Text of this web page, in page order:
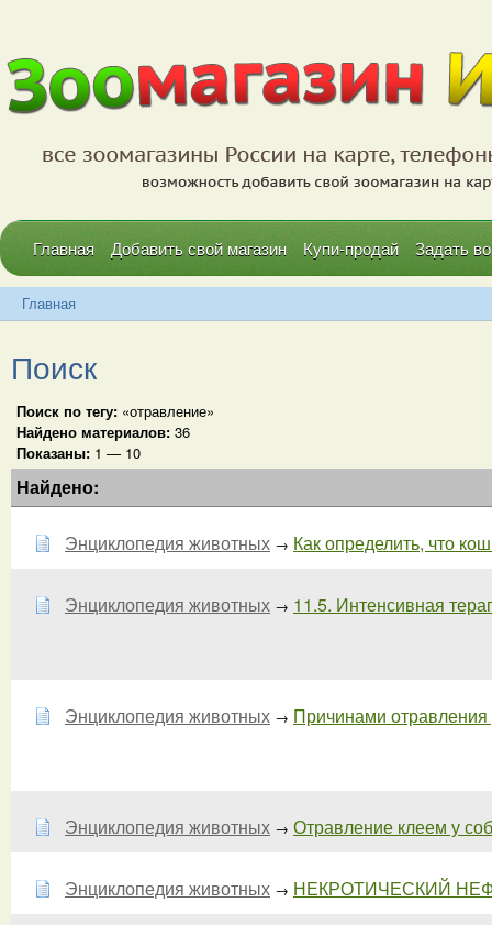
Главная Добавить свой магазин Купи-продай Задать
Главная
Поиск
Поиск по тегу: «отравление»
Найдено материалов: 36
Показаны: 1 — 10
Найдено:
Энциклопедия животных → Как определить, что
Энциклопедия животных → 11.5. Интенсивная
Энциклопедия животных → Причинами
Энциклопедия животных → Отравление клеем у
Энциклопедия животных → НЕКРОТИЧЕСКИЙ